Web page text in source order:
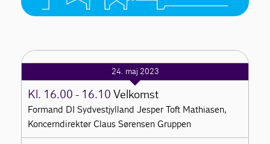
24. maj 2023
Kl. 16.00 - 16.10 Velkomst
Formand DI Sydvestjylland Jesper Toft Mathiasen,
Koncerndirektør Claus Sørensen Gruppen